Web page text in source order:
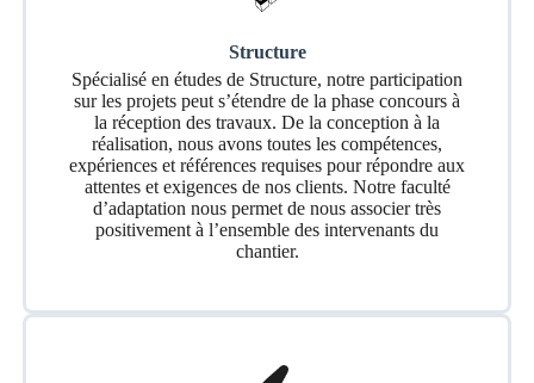
Structure
Spécialisé en études de Structure, notre participation
sur les projets peut s’étendre de la phase concours à
la réception des travaux. De la conception à la
réalisation, nous avons toutes les compétences,
expériences et références requises pour répondre aux
attentes et exigences de nos clients. Notre faculté
d’adaptation nous permet de nous associer très
positivement à l’ensemble des intervenants du
chantier.